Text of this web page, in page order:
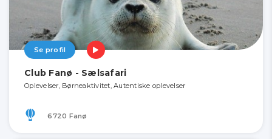
Se profil
Club Fanø - Sælsafari
Oplevelser, Børneaktivitet, Autentiske oplevelser
6720 Fanø